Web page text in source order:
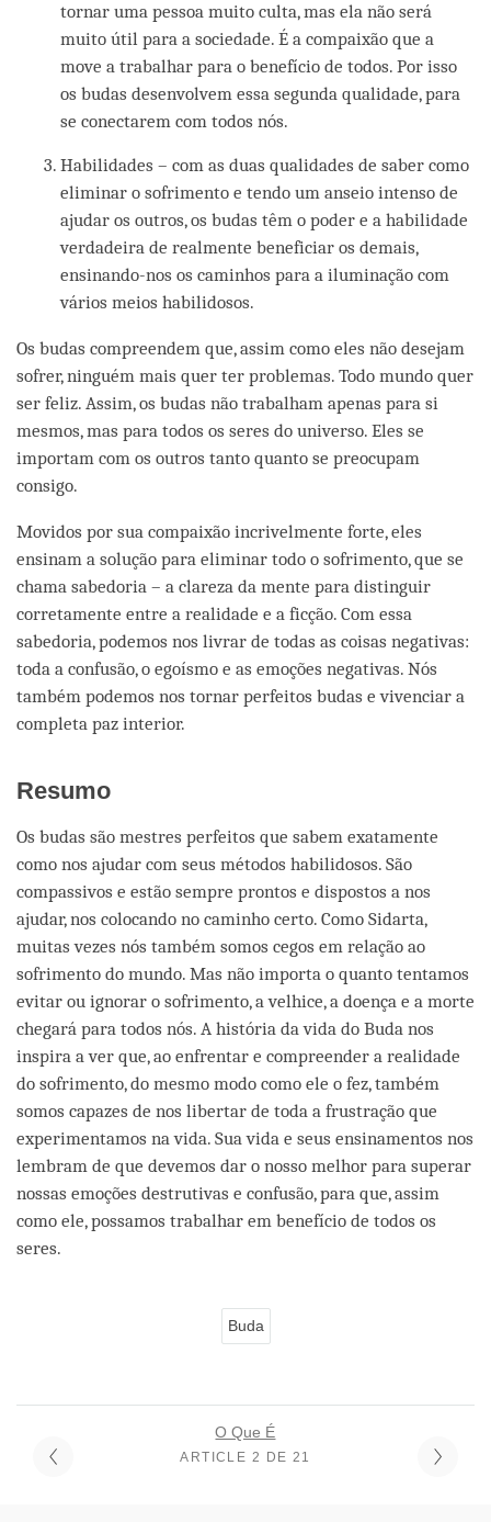
tornar uma pessoa muito culta, mas ela não será
muito útil para a sociedade. É a compaixão que a
move a trabalhar para o benefício de todos. Por isso
os budas desenvolvem essa segunda qualidade, para
se conectarem com todos nós.
Habilidades – com as duas qualidades de saber como
eliminar o sofrimento e tendo um anseio intenso de
ajudar os outros, os budas têm o poder e a habilidade
verdadeira de realmente beneficiar os demais,
ensinando-nos os caminhos para a iluminação com
vários meios habilidosos.
Os budas compreendem que, assim como eles não desejam
sofrer, ninguém mais quer ter problemas. Todo mundo quer
ser feliz. Assim, os budas não trabalham apenas para si
mesmos, mas para todos os seres do universo. Eles se
importam com os outros tanto quanto se preocupam
consigo.
Movidos por sua compaixão incrivelmente forte, eles
ensinam a solução para eliminar todo o sofrimento, que se
chama sabedoria – a clareza da mente para distinguir
corretamente entre a realidade e a ficção. Com essa
sabedoria, podemos nos livrar de todas as coisas negativas:
toda a confusão, o egoísmo e as emoções negativas. Nós
também podemos nos tornar perfeitos budas e vivenciar a
completa paz interior.
Resumo
Os budas são mestres perfeitos que sabem exatamente
como nos ajudar com seus métodos habilidosos. São
compassivos e estão sempre prontos e dispostos a nos
ajudar, nos colocando no caminho certo. Como Sidarta,
muitas vezes nós também somos cegos em relação ao
sofrimento do mundo. Mas não importa o quanto tentamos
evitar ou ignorar o sofrimento, a velhice, a doença e a morte
chegará para todos nós. A história da vida do Buda nos
inspira a ver que, ao enfrentar e compreender a realidade
do sofrimento, do mesmo modo como ele o fez, também
somos capazes de nos libertar de toda a frustração que
experimentamos na vida. Sua vida e seus ensinamentos nos
lembram de que devemos dar o nosso melhor para superar
nossas emoções destrutivas e confusão, para que, assim
como ele, possamos trabalhar em benefício de todos os
seres.
Buda
O Que É
ARTICLE 2 DE 21